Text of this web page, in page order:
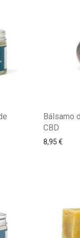
Bálsamo
CBD
8,95 €